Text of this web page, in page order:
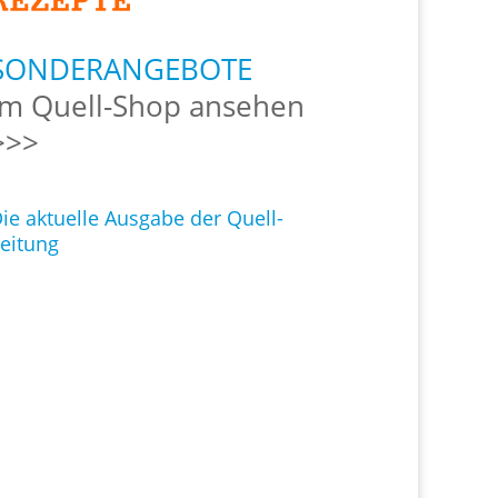
Quell-Shop ansehen
aktuelle Ausgabe der Quell-